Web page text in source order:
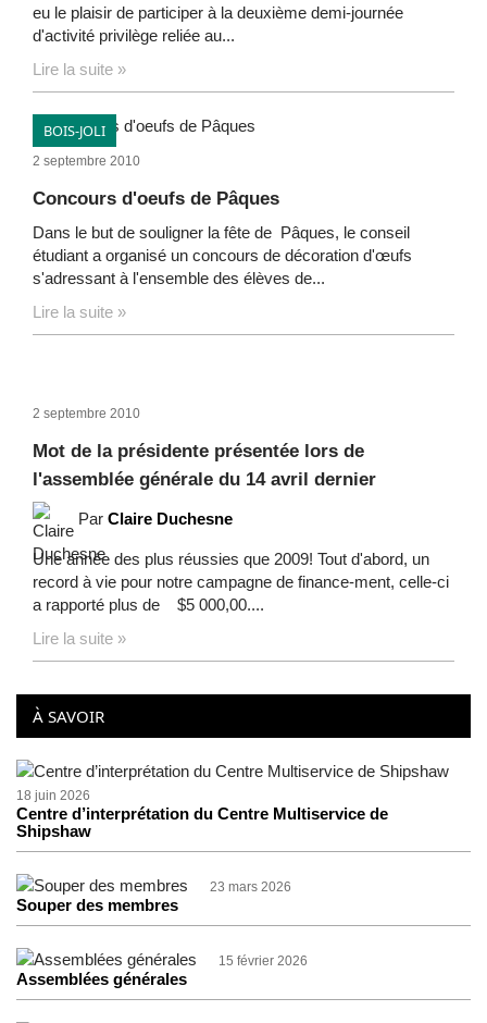
eu le plaisir de participer à la deuxième demi-journée
d'activité privilège reliée au...
Lire la suite »
BOIS-JOLI
2 septembre 2010
Concours d'oeufs de Pâques
Dans le but de souligner la fête de Pâques, le conseil
étudiant a organisé un concours de décoration d'œufs
s'adressant à l'ensemble des élèves de...
Lire la suite »
2 septembre 2010
Mot de la présidente présentée lors de
l'assemblée générale du 14 avril dernier
Par Claire Duchesne
Une année des plus réussies que 2009! Tout d'abord, un
record à vie pour notre campagne de finance-ment, celle-ci
a rapporté plus de $5 000,00....
Lire la suite »
À SAVOIR
18 juin 2026
Centre d’interprétation du Centre Multiservice de
Shipshaw
23 mars 2026
Souper des membres
15 février 2026
Assemblées générales